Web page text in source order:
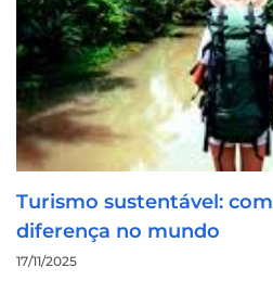
Turismo sustentável:
diferença no mundo
17/11/2025